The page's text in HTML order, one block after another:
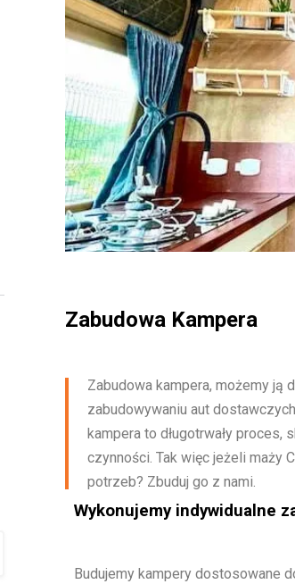
Zabudowa Kampera
Zabudowa kampera, możemy ją
zabudowywaniu aut
kampera to długotrwały proces,
czynności. Tak więc jeżeli maży
potrzeb? Zbuduj go z nami.
Wykonujemy indywidualne
Budujemy kampery dostosowane